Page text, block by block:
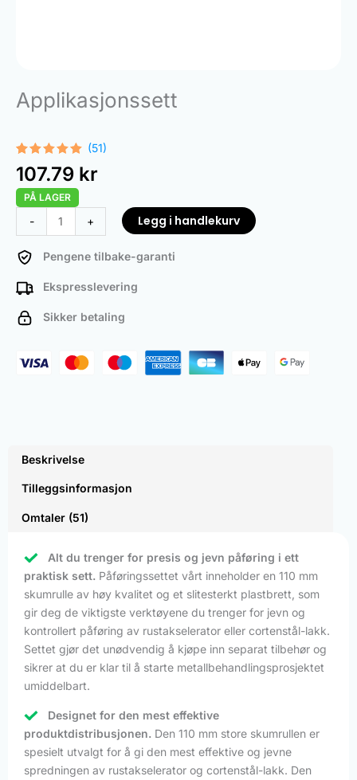
Applikasjonssett
Vurdert
4.94av 5
basert på
51
kundevurderinger
(51)
107.79 kr
PÅ LAGER
-
Application
Kit
antall
+ Legg i handlekurv
Pengene tilbake-garanti
Ekspresslevering
Sikker betaling
Beskrivelse
Tilleggsinformasjon
Omtaler (51)
Alt du trenger for presis og jevn påføring i ett
praktisk sett. Påføringssettet vårt inneholder en 110 mm
skumrulle av høy kvalitet og et slitesterkt plastbrett, som
gir deg de viktigste verktøyene du trenger for jevn og
kontrollert påføring av rustakselerator eller cortenstål-lakk.
Settet gjør det unødvendig å kjøpe inn separat tilbehør og
sikrer at du er klar til å starte metallbehandlingsprosjektet
umiddelbart.
Designet for den mest effektive
produktdistribusjonen. Den 110 mm store skumrullen er
spesielt utvalgt for å gi den mest effektive og jevne
spredningen av rustakselerator og cortenstål-lakk. Den